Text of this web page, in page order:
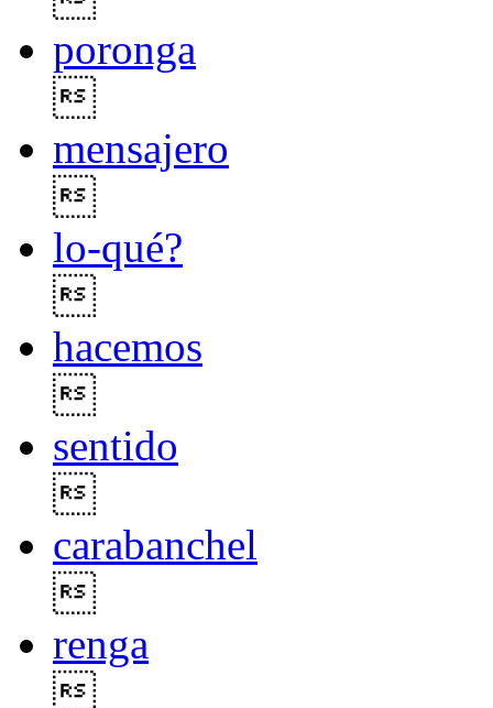
poronga
mensajero
lo-qué?
hacemos
sentido
carabanchel
renga